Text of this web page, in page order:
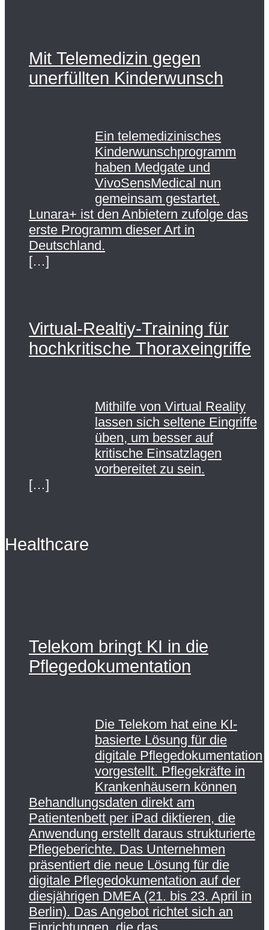
Mit Telemedizin gegen
unerfüllten Kinderwunsch
Ein telemedizinisches
Kinderwunschprogramm
haben Medgate und
VivoSensMedical nun
gemeinsam gestartet.
Lunara+ ist den Anbietern zufolge das
erste Programm dieser Art in
Deutschland.
[…]
Virtual-Realtiy-Training für
hochkritische Thoraxeingriffe
Mithilfe von Virtual Reality
lassen sich seltene Eingriffe
üben, um besser auf
kritische Einsatzlagen
vorbereitet zu sein.
[…]
Healthcare
Telekom bringt KI in die
Pflegedokumentation
Die Telekom hat eine KI-
basierte Lösung für die
digitale Pflegedokumentation
vorgestellt. Pflegekräfte in
Krankenhäusern können
Behandlungsdaten direkt am
Patientenbett per iPad diktieren, die
Anwendung erstellt daraus strukturierte
Pflegeberichte. Das Unternehmen
präsentiert die neue Lösung für die
digitale Pflegedokumentation auf der
diesjährigen DMEA (21. bis 23. April in
Berlin). Das Angebot richtet sich an